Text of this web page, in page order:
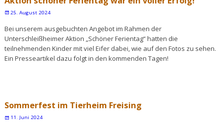
25. August 2024
Bei unserem ausgebuchten Angebot im Rahmen der
Unterschleißheimer Aktion „Schöner Ferientag“ hatten die
teilnehmenden Kinder mit viel Eifer dabei, wie auf den Fotos zu sehen.
Ein Presseartikel dazu folgt in den kommenden Tagen!
Sommerfest im Tierheim Freising
11. Juni 2024